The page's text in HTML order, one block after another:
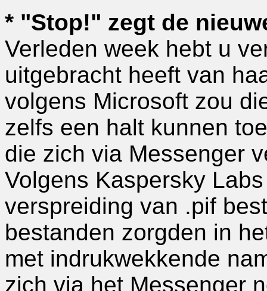
* "Stop!" zegt de
Verleden week hebt u
uitgebracht heeft van
volgens Microsoft zou
zelfs een halt kunnen
die zich via Messenger
Volgens Kaspersky
verspreiding van .pif
bestanden zorgden in
met indrukwekkende
zich via het Messenger